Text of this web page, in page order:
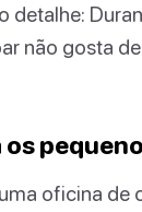
detalhe:
não gosta
oficina de